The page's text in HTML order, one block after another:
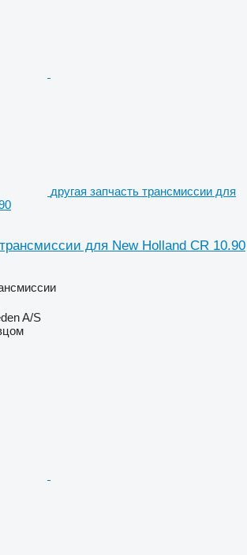
другая запчасть трансмиссии для
для New Holland CR 10.90
A/S